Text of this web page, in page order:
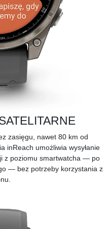
zasięgu, nawet 80 km od
inReach umożliwia wysyłanie
z poziomu smartwatcha — po
— bez potrzeby korzystania z